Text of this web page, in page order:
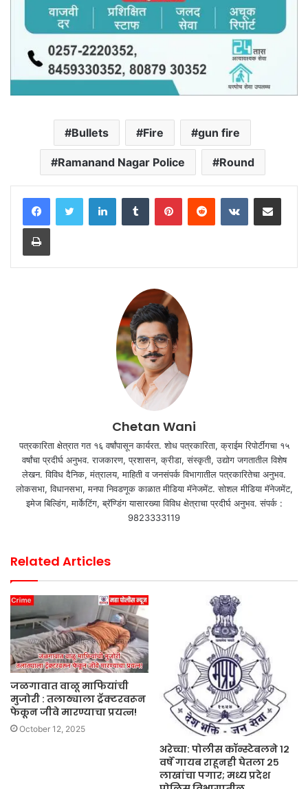
Bullets Fire gun fire
Ramanand Nagar Police Round
LinkedInTumblr PinterestReddit VKontakteShare via Email
Print
Chetan Wani
पत्रकारिता क्षेत्रात गत १६ वर्षांपासून कार्यरत. शोध पत्रकारिता, क्राईम रिपोर्टींगचा १५
वर्षांचा प्रदीर्घ अनुभव. राजकारण, प्रशासन, क्रीडा, संस्कृती, उद्योग जगतातील विशेष
लेखन. विविध दैनिक, मंत्रालय, माहिती व जनसंपर्क विभागातील पत्रकारितेचा अनुभव.
लोकसभा, विधानसभा, मनपा निवडणूक काळात मीडिया मॅनेजमेंट. सोशल मीडिया मॅनेजमेंट,
इमेज बिल्डिंग, मार्केटिंग, ब्रॅण्डिंग यासारख्या विविध क्षेत्राचा प्रदीर्घ अनुभव. संपर्क :
9823333119
Related Articles
जळगावात वाळू माफियांची
मुजोरी : तलाठ्याला ट्रॅक्टरवरून
फेकून जीवे मारण्याचा प्रयत्न!
October 12, 2025
अरेच्चा: पोलीस कॉन्स्टेबलने १२
वर्षे गायब राहूनही घेतला २५
लाखांचा पगार; मध्य प्रदेश